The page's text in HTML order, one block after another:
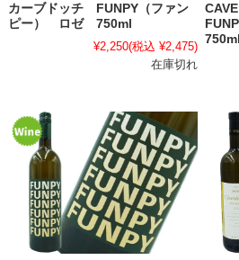
カーブドッチ FUNPY（ファン
ピー） ロゼ 750ml
¥2,250(税込 ¥2,475)
在庫切れ